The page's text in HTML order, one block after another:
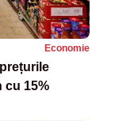
Economie
cu 15%